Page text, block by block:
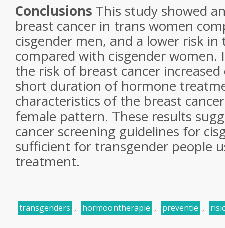
Conclusions This study showed
breast cancer in trans women
cisgender men, and a lower risk in
compared with cisgender women.
the risk of breast cancer
short duration of hormone
characteristics of the breast
female pattern. These results
cancer screening guidelines for
sufficient for transgender people
treatment.
transgenders , hormoontherapie , preventie ,